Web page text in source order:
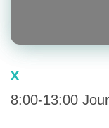
x
8:00-13:00